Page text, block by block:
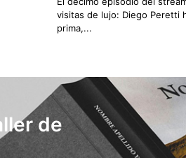
visitas de lujo: Diego Peretti
prima,...
de